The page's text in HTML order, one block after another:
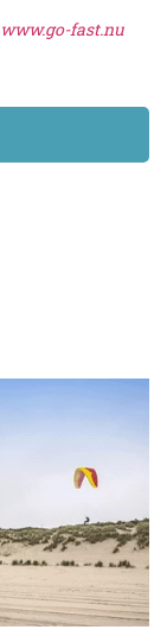
www.go-fast.nu